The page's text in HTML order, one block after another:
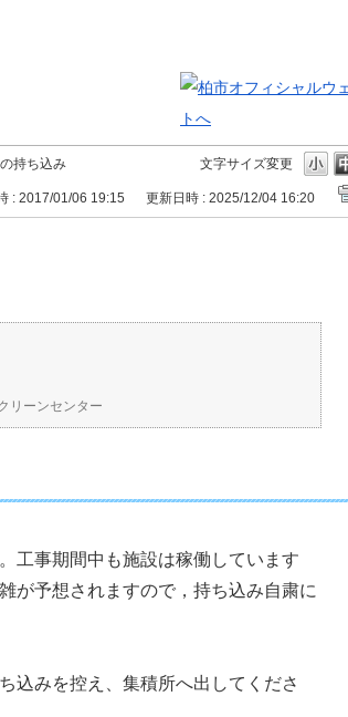
文字サイズ変更
持ち込み
: 2017/01/06 19:15 更新日時 : 2025/12/04 16:20
リーンセンター
工事期間中も施設は稼働しています
が予想されますので，持ち込み自粛に
込みを控え、集積所へ出してくださ